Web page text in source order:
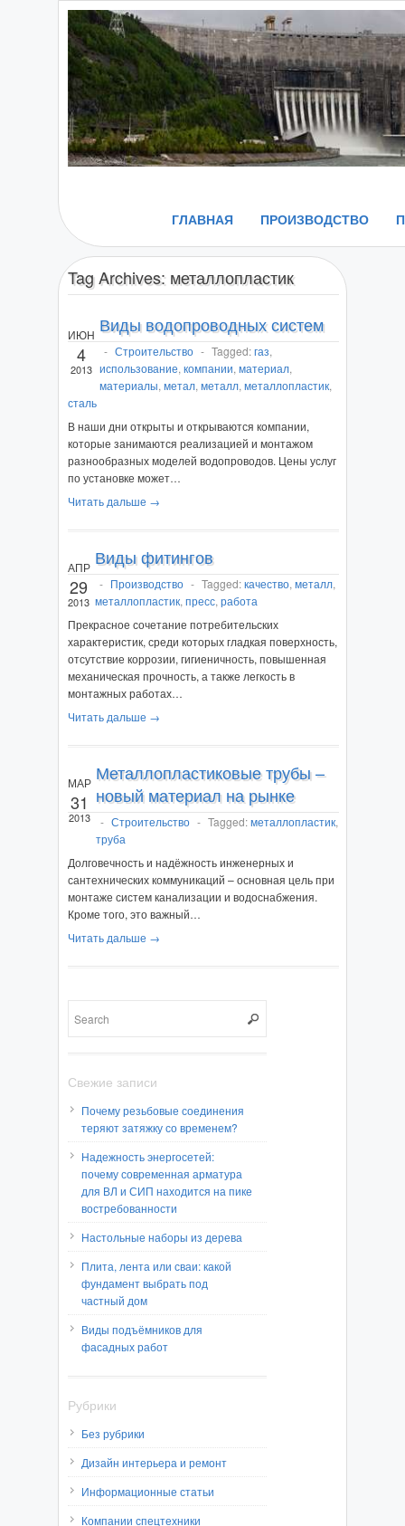
ГЛАВНАЯ ПРОИЗВОДСТВО
Tag Archives: металлопластик
ИЮН
4
2013
Виды водопроводных систем
- Строительство - Tagged:газ,
использование, компании, материал,
материалы, метал, металл, металлопластик,
сталь
В наши дни открыты и открываются компании,
которые занимаются реализацией и монтажом
разнообразных моделей водопроводов. Цены услуг
по установке может…
Читать дальше →
АПР
29
2013
Виды фитингов
- Производство - Tagged:качество, металл,
металлопластик, пресс, работа
Прекрасное сочетание потребительских
характеристик, среди которых гладкая поверхность,
отсутствие коррозии, гигиеничность, повышенная
механическая прочность, а также легкость в
монтажных работах…
Читать дальше →
МАР
31
2013
Металлопластиковые трубы –
новый материал на рынке
- Строительство - Tagged:металлопластик,
труба
Долговечность и надёжность инженерных и
сантехнических коммуникаций – основная цель при
монтаже систем канализации и водоснабжения.
Кроме того, это важный…
Читать дальше →
Свежие записи
Почему резьбовые соединения
теряют затяжку со временем?
Надежность энергосетей:
почему современная арматура
для ВЛ и СИП находится на пике
востребованности
Настольные наборы из дерева
Плита, лента или сваи: какой
фундамент выбрать под
частный дом
Виды подъёмников для
фасадных работ
Рубрики
Без рубрики
Дизайн интерьера и ремонт
Информационные статьи
Компании спецтехники